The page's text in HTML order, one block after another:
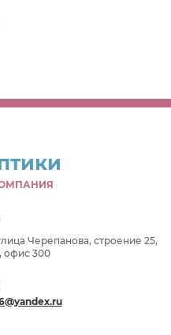
Черепанова, строение 25,
офис 300